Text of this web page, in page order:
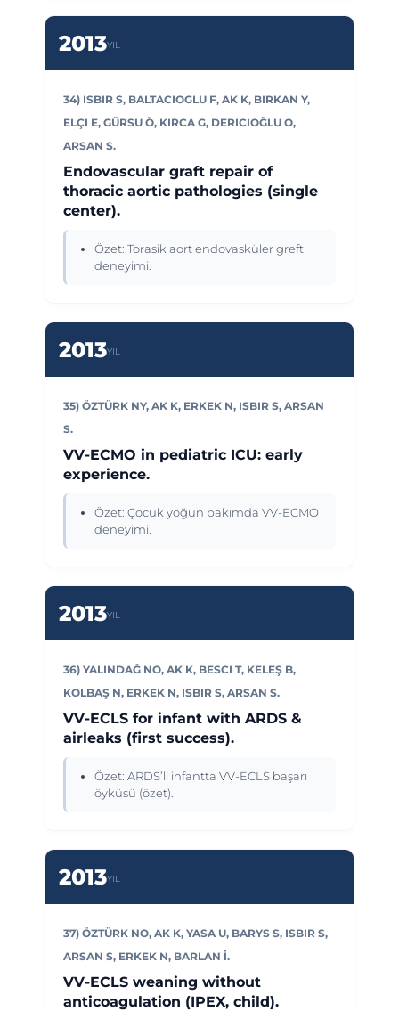
2013YIL
34) ISBIR S, BALTACIOGLU F, AK K, BIRKAN Y,
ELÇI E, GÜRSU Ö, KIRCA G, DERICIOĞLU O,
ARSAN S.
Endovascular graft repair of
thoracic aortic pathologies (single
center).
Özet: Torasik aort endovasküler greft
deneyimi.
2013YIL
35) ÖZTÜRK NY, AK K, ERKEK N, ISBIR S, ARSAN
S.
VV-ECMO in pediatric ICU: early
experience.
Özet: Çocuk yoğun bakımda VV-ECMO
deneyimi.
2013YIL
36) YALINDAĞ NO, AK K, BESCI T, KELEŞ B,
KOLBAŞ N, ERKEK N, ISBIR S, ARSAN S.
VV-ECLS for infant with ARDS &
airleaks (first success).
Özet: ARDS’li infantta VV-ECLS başarı
öyküsü (özet).
2013YIL
37) ÖZTÜRK NO, AK K, YASA U, BARYS S, ISBIR S,
ARSAN S, ERKEK N, BARLAN İ.
VV-ECLS weaning without
anticoagulation (IPEX, child).